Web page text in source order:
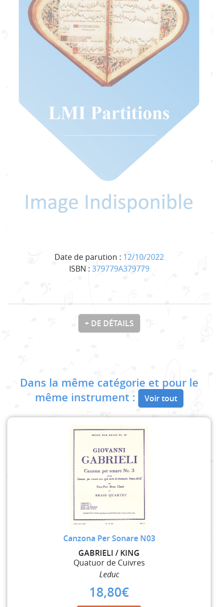
Date de parution : 12/10/2022
ISBN : 379779A379779
+ DE DÉTAILS
Dans la même catégorie et pour le
même instrument :
Voir tout
Canzona Per Sonare N03
GABRIELI / KING
Quatuor de Cuivres
Leduc
18,80€